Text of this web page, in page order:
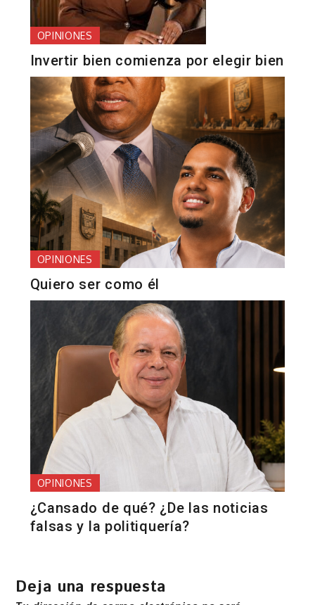
OPINIONES
Invertir bien comienza por elegir bien
OPINIONES
Quiero ser como él
OPINIONES
¿Cansado de qué? ¿De las noticias
falsas y la politiquería?
Deja una respuesta